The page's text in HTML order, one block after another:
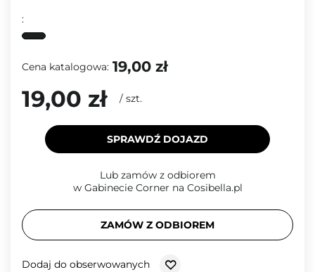
:
Cena katalogowa: 19,00 zł
19,00 zł / szt.
SPRAWDŹ DOJAZD
Lub zamów z odbiorem
w Gabinecie Corner na Cosibella.pl
ZAMÓW Z ODBIOREM
Dodaj do obserwowanych